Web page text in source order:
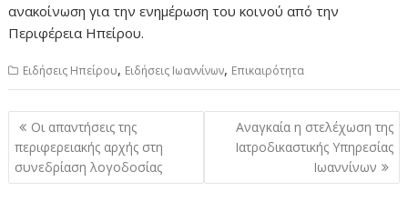
ανακοίνωση για την ενημέρωση του κοινού από την
Περιφέρεια Ηπείρου.
Ειδήσεις Ηπείρου, Ειδήσεις Ιωαννίνων, Επικαιρότητα
Πλοήγηση
άρθρων
Οι απαντήσεις της
περιφερειακής αρχής στη
συνεδρίαση λογοδοσίας
Αναγκαία η στελέχωση της
Ιατροδικαστικής Υπηρεσίας
Ιωαννίνων